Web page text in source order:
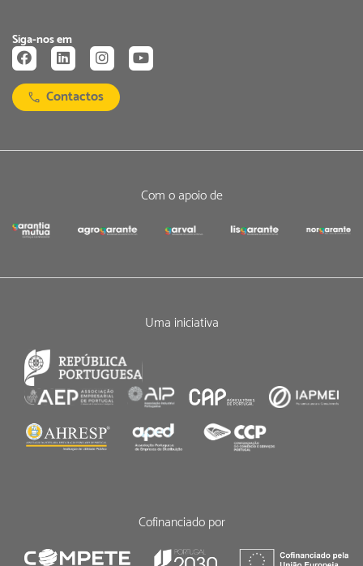
Siga-nos em
Contactos
Com o apoio de
Uma iniciativa
Cofinanciado por